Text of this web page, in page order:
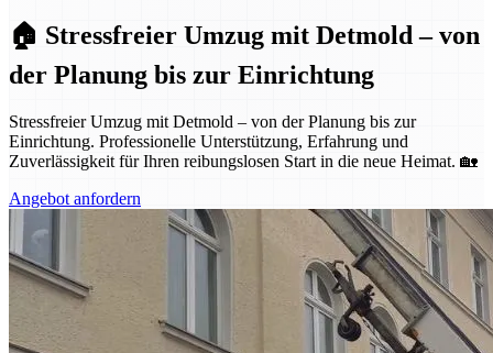
🏠 Stressfreier Umzug mit Detmold – von
der Planung bis zur Einrichtung
Stressfreier Umzug mit Detmold – von der Planung bis zur
Einrichtung. Professionelle Unterstützung, Erfahrung und
Zuverlässigkeit für Ihren reibungslosen Start in die neue Heimat. 🏡
Angebot anfordern